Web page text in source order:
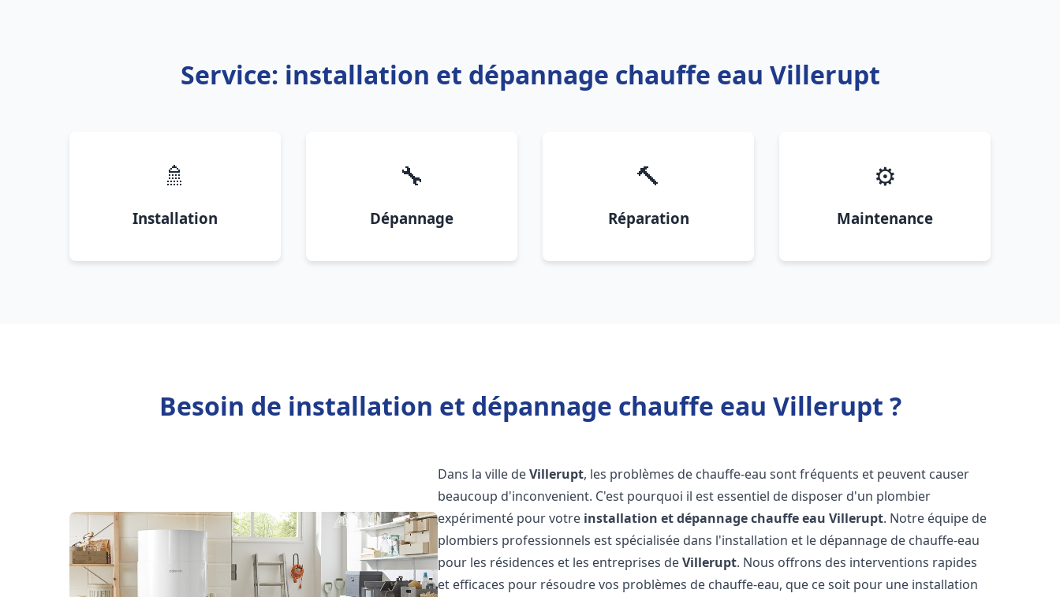
Service: installation et dépannage chauffe eau Villerupt
🚿
Installation
🔧
Dépannage
🔨
Réparation
⚙️
Maintenance
Besoin de installation et dépannage chauffe eau Villerupt ?
Dans la ville deVillerupt, les problèmes de chauffe-eau sont fréquents et peuvent causer
beaucoup d'inconvenient. C'est pourquoi il est essentiel de disposer d'un plombier
expérimenté pour votre installation et dépannage chauffe eau Villerupt. Notre équipe de
plombiers professionnels est spécialisée dans l'installation et le dépannage de chauffe-eau
pour les résidences et les entreprises deVillerupt. Nous offrons des interventions rapides
et efficaces pour résoudre vos problèmes de chauffe-eau, que ce soit pour une installation